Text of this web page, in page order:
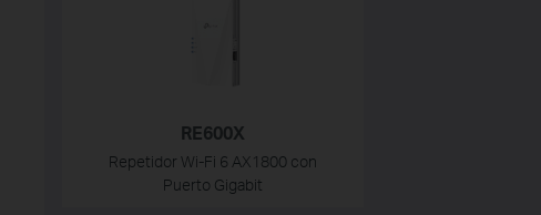
RE600X
Repetidor Wi-Fi 6 AX1800 con
Puerto Gigabit